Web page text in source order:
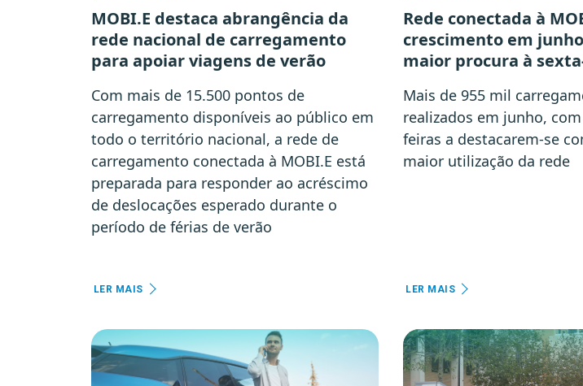
MOBI.E destaca abrangência da
rede nacional de carregamento
para apoiar viagens de verão
Com mais de 15.500 pontos de
carregamento disponíveis ao público em
todo o território nacional, a rede de
carregamento conectada à MOBI.E está
preparada para responder ao acréscimo
de deslocações esperado durante o
período de férias de verão
LER MAIS
Rede conectada à
crescimento em
maior procura à
Mais de 955 mil
realizados em junho,
feiras a destacarem-se
maior utilização da rede
LER MAIS